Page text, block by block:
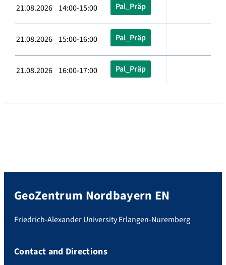
21.08.2026 14:00-15:00 Pal_Präp
21.08.2026 15:00-16:00 Pal_Präp
21.08.2026 16:00-17:00 Pal_Präp
GeoZentrum Nordbayern EN
Friedrich-Alexander University Erlangen-Nuremberg
Contact and Directions